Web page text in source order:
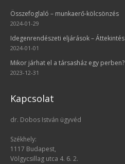
Összefoglaló – munkaerő-kölcsönzés
2024-01-29
Idegenrendészeti eljárások – Áttekintés
2024-01-01
Mikor járhat el a társasház egy perben?
2023-12-31
Kapcsolat
dr. Dobos István ügyvéd
Székhely:
1117 Budapest,
Völgycsillag utca 4. 6. 2.